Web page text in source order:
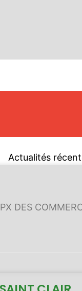
Actualités
DES